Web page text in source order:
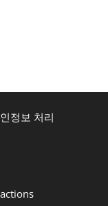
정보 처리